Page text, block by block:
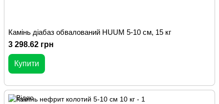
Камінь діабаз обвалований HUUM 5-10 см, 15 кг
3 298.62 грн
Купити